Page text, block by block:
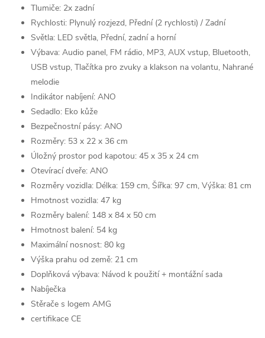
Tlumiče: 2x zadní
Rychlosti: Plynulý rozjezd, Přední (2 rychlosti) / Zadní
Světla: LED světla, Přední, zadní a horní
Výbava: Audio panel, FM rádio, MP3, AUX vstup, Bluetooth,
USB vstup, Tlačítka pro zvuky a klakson na volantu, Nahrané
melodie
Indikátor nabíjení: ANO
Sedadlo: Eko kůže
Bezpečnostní pásy: ANO
Rozměry: 53 x 22 x 36 cm
Úložný prostor pod kapotou: 45 x 35 x 24 cm
Otevírací dveře: ANO
Rozměry vozidla: Délka: 159 cm, Šířka: 97 cm, Výška: 81 cm
Hmotnost vozidla: 47 kg
Rozměry balení: 148 x 84 x 50 cm
Hmotnost balení: 54 kg
Maximální nosnost: 80 kg
Výška prahu od země: 21 cm
Doplňková výbava: Návod k použití + montážní sada
Nabíječka
Stěrače s logem AMG
certifikace CE